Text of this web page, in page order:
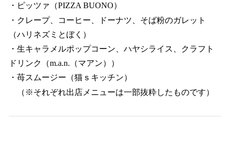
・ピッツァ（PIZZA BUONO）
・クレープ、コーヒー、ドーナツ、そば粉のガレット
（ハリネズミとぼく）
・生キャラメルポップコーン、ハヤシライス、クラフト
ドリンク（m.a.n.（マアン））
・苺スムージー（猫ｓキッチン）
（※それぞれ出店メニューは一部抜粋したものです）